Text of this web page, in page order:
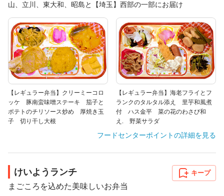
山、立川、東大和、昭島と【埼玉】西部の一部にお届け
【レギュラー弁当】クリーミーコロ
ッケ 豚南蛮味噌ステーキ 茄子と
ポテトのチリソース炒め 厚焼き玉
子 切り干し大根
【レギュラー弁当】海老フライとフ
ランクのタルタル添え 里芋和風煮
付 ハス金平 菜の花のわさび和
え. 野菜サラダ
フードセンターポイントの詳細を見る
けいようランチ
まごころを込めた美味しいお弁当
キープ